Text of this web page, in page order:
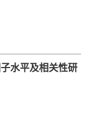
水平及相关性研